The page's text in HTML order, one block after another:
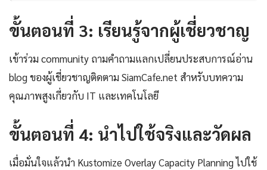
ขั้นตอนที่ 3: เรียนรู้จากผู้เชี่ยวชาญ
เข้าร่วม community ถามคำถามแลกเปลี่ยนประสบการณ์อ่าน
blog ของผู้เชี่ยวชาญติดตาม SiamCafe.net สำหรับบทความ
คุณภาพสูงเกี่ยวกับ IT และเทคโนโลยี
ขั้นตอนที่ 4: นำไปใช้จริงและวัดผล
เมื่อมั่นใจแล้วนำ Kustomize Overlay Capacity Planning ไปใช้